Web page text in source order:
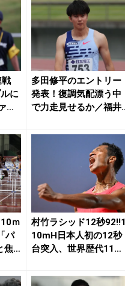
に
イ
多田修平のエントリー
発表！復調気配漂う中
で力走見せるか／福井
ｍ
パ
焦
村竹ラシッド12秒92!!1
10mH日本人初の12秒
台突入、世界歴代11位